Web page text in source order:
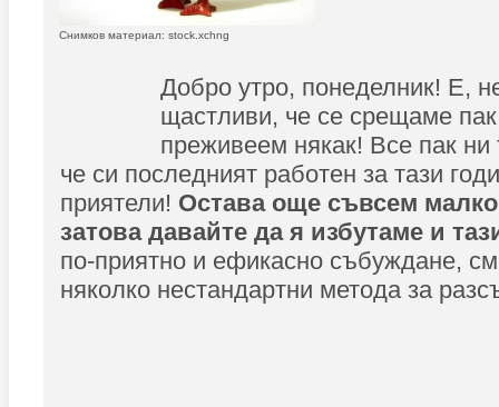
Снимков материал: stock.xchng
Добро утро, понеделник! Е,
щастливи, че се срещаме
преживеем някак! Все пак
че си последният работен за тази
приятели! Остава още съвсем
затова давайте да я избутаме и
по-приятно и ефикасно събуждане,
няколко нестандартни метода за